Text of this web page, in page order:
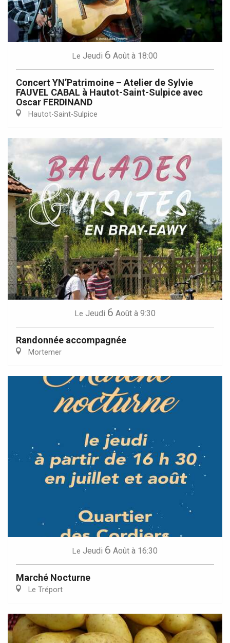
Le Jeudi 6 Août à 18:00
Concert YN’Patrimoine – Atelier de Sylvie
FAUVEL CABAL à Hautot-Saint-Sulpice avec
Oscar FERDINAND
Hautot-Saint-Sulpice
Le Jeudi 6 Août à 9:30
Randonnée accompagnée
Mortemer
Le Jeudi 6 Août à 16:30
Marché Nocturne
Le Tréport